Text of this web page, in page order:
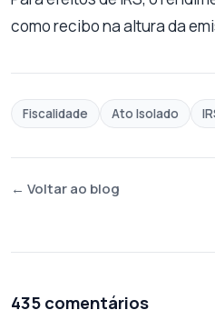
como recibo na altura da
Fiscalidade Ato Isolado
← Voltar ao blog
435 comentários